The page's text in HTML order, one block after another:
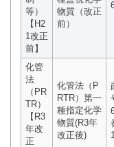
等）
【H2
1改正
前】
物質（改正
前）
化管
法
（PR
TR）
【R3
年改
正
化管法（P
RTR）第一
種指定化学
物質(R3年
改正後)